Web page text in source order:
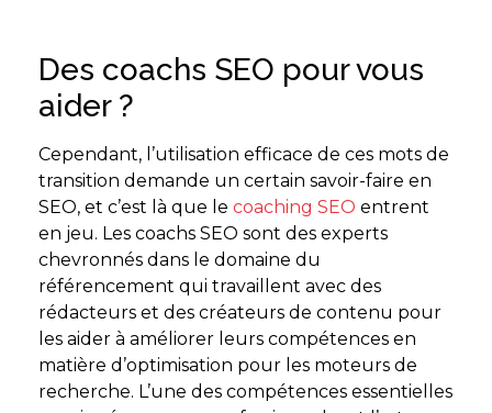
Des coachs SEO pour vous
aider ?
Cependant, l’utilisation efficace de ces mots de
transition demande un certain savoir-faire en
SEO, et c’est là que le coaching SEO entrent
en jeu. Les coachs SEO sont des experts
chevronnés dans le domaine du
référencement qui travaillent avec des
rédacteurs et des créateurs de contenu pour
les aider à améliorer leurs compétences en
matière d’optimisation pour les moteurs de
recherche. L’une des compétences essentielles